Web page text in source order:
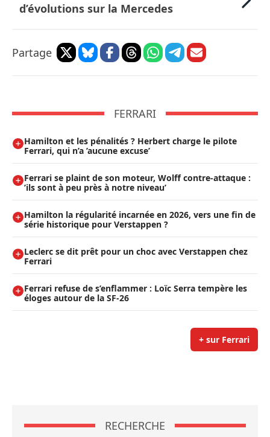
d’évolutions sur la Mercedes
Partage
FERRARI
Hamilton et les pénalités ? Herbert charge le pilote
Ferrari, qui n’a ’aucune excuse’
Ferrari se plaint de son moteur, Wolff contre-attaque :
’ils sont à peu près à notre niveau’
Hamilton la régularité incarnée en 2026, vers une fin de
série historique pour Verstappen ?
Leclerc se dit prêt pour un choc avec Verstappen chez
Ferrari
Ferrari refuse de s’enflammer : Loïc Serra tempère les
éloges autour de la SF-26
+ sur Ferrari
RECHERCHE